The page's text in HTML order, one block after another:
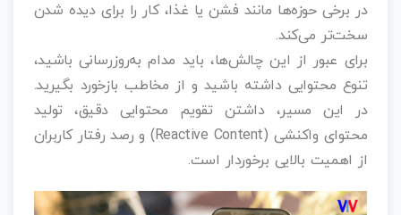
در برخی حوزه‌ها مانند فشن یا غذا، کار را برای دیده شدن
سخت‌تر می‌کند.
برای عبور از این چالش‌ها، باید مدام به‌روزرسانی باشید،
تنوع محتوایی داشته باشید و از مخاطب بازخورد بگیرید.
در این مسیر، داشتن تقویم محتوایی دقیق، تولید
محتوای واکنشی (Reactive Content) و رصد رفتار کاربران
از اهمیت بالایی برخوردار است.